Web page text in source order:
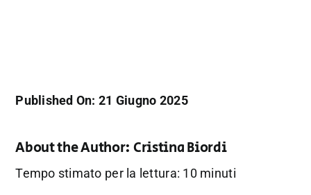
Published On: 21 Giugno 2025
About the Author: Cristina Biordi
Tempo stimato per la lettura: 10 minuti